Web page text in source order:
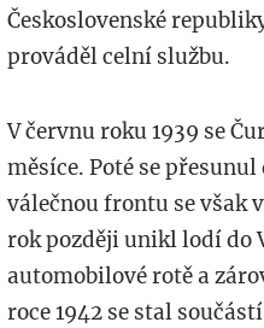
Československé
prováděl celní službu.
V červnu roku 1939 se
měsíce. Poté se
válečnou frontu se však
rok později unikl lodí do
automobilové rotě a
roce 1942 se stal